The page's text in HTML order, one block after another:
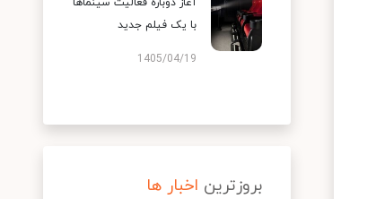
با یک فیلم جدید
1405/04/19
بروزترین اخبار ها